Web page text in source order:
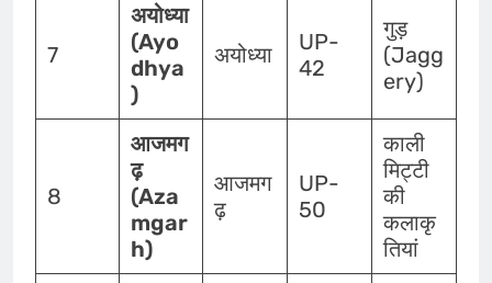
7
अयोध्या
(Ayo
dhya
)
अयोध्या
UP-
42
गुड़
(Jagg
ery)
8
आजमग
ढ़
(Aza
mgar
h)
आजमग
ढ़
UP-
50
काली
मिट्टी
की
कलाकृ
तियां